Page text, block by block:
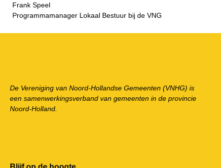
Frank Speel
Programmamanager Lokaal Bestuur bij de VNG
De Vereniging van Noord-Hollandse Gemeenten (VNHG) is
een samenwerkingsverband van gemeenten in de provincie
Noord-Holland.